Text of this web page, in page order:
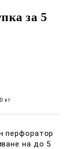
за 5
кг
перфоратор
на до 5